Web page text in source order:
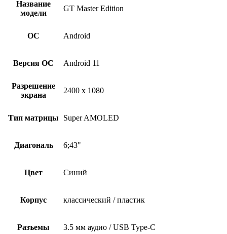
Название
модели
GT Master Edition
ОС Android
Версия ОС Android 11
Разрешение
экрана
2400 x 1080
Тип матрицы Super AMOLED
Диагональ 6;43"
Цвет Синий
Корпус классический / пластик
Разъемы 3.5 мм аудио / USB Type-C